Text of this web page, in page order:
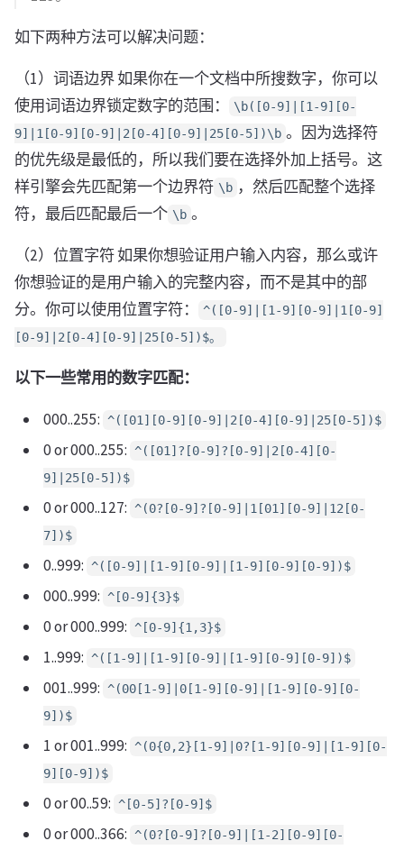
如下两种方法可以解决问题：
（1）词语边界 如果你在一个文档中所搜数字，你可以
使用词语边界锁定数字的范围：
\b([0-9]|[1-9][0-
9]|1[0-9][0-9]|2[0-4][0-9]|25[0-5])\b 。因为选择符
的优先级是最低的，所以我们要在选择外加上括号。这
样引擎会先匹配第一个边界符 \b ，然后匹配整个选择
符，最后匹配最后一个 \b 。
（2）位置字符 如果你想验证用户输入内容，那么或许
你想验证的是用户输入的完整内容，而不是其中的部
分。你可以使用位置字符：
^([0-9]|[1-9][0-9]|1[0-9]
[0-9]|2[0-4][0-9]|25[0-5])$。
以下一些常用的数字匹配：
000..255: ^([01][0-9][0-9]|2[0-4][0-9]|25[0-5])$
0 or 000..255: ^([01]?[0-9]?[0-9]|2[0-4][0-
9]|25[0-5])$
0 or 000..127: ^(0?[0-9]?[0-9]|1[01][0-9]|12[0-
7])$
0..999: ^([0-9]|[1-9][0-9]|[1-9][0-9][0-9])$
000..999: ^[0-9]{3}$
0 or 000..999: ^[0-9]{1,3}$
1..999: ^([1-9]|[1-9][0-9]|[1-9][0-9][0-9])$
001..999: ^(00[1-9]|0[1-9][0-9]|[1-9][0-9][0-
9])$
1 or 001..999: ^(0{0,2}[1-9]|0?[1-9][0-9]|[1-9][0-
9][0-9])$
0 or 00..59: ^[0-5]?[0-9]$
0 or 000..366: ^(0?[0-9]?[0-9]|[1-2][0-9][0-